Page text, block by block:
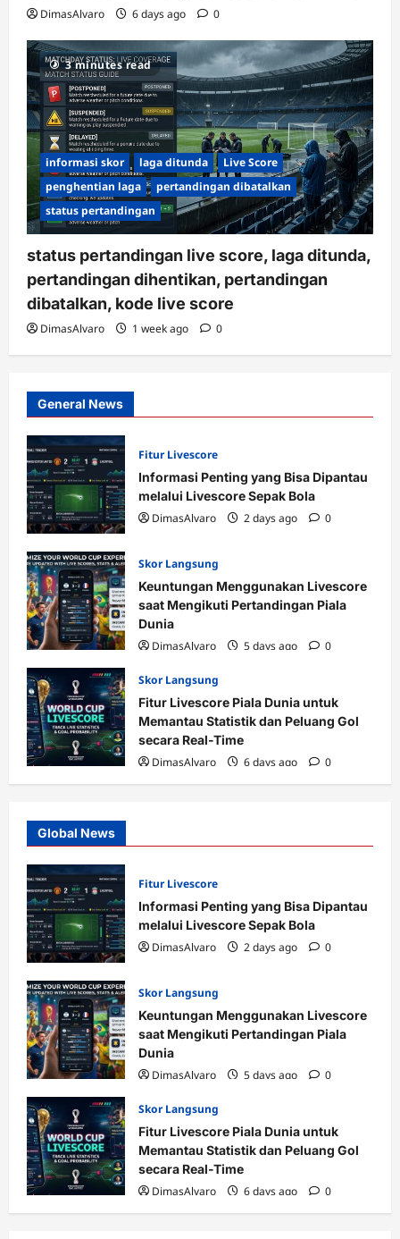
DimasAlvaro 6 days ago 0
3 minutes read
informasi skor laga ditunda
Live Score
penghentian laga
pertandingan dibatalkan
status pertandingan
status pertandingan live score, laga ditunda,
pertandingan dihentikan, pertandingan
dibatalkan, kode live score
DimasAlvaro 1 week ago 0
General News
Fitur Livescore
Informasi Penting yang Bisa Dipantau
melalui Livescore Sepak Bola
DimasAlvaro
2 days ago 0
Skor Langsung
Keuntungan Menggunakan Livescore
saat Mengikuti Pertandingan Piala
Dunia
DimasAlvaro
5 days ago 0
Skor Langsung
Fitur Livescore Piala Dunia untuk
Memantau Statistik dan Peluang Gol
secara Real-Time
DimasAlvaro
6 days ago 0
Global News
Fitur Livescore
Informasi Penting yang Bisa Dipantau
melalui Livescore Sepak Bola
DimasAlvaro
2 days ago 0
Skor Langsung
Keuntungan Menggunakan Livescore
saat Mengikuti Pertandingan Piala
Dunia
DimasAlvaro
5 days ago 0
Skor Langsung
Fitur Livescore Piala Dunia untuk
Memantau Statistik dan Peluang Gol
secara Real-Time
DimasAlvaro
6 days ago 0